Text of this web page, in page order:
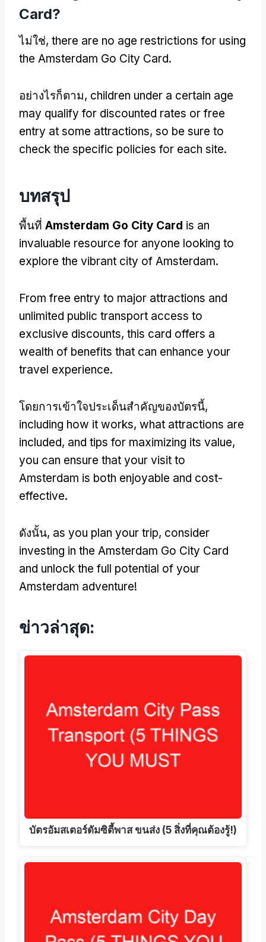
Card?
ไม่ใช่, there are no age restrictions for using
the Amsterdam Go City Card.
อย่างไรก็ตาม, children under a certain age
may qualify for discounted rates or free
entry at some attractions, so be sure to
check the specific policies for each site.
บทสรุป
พื้นที่ Amsterdam Go City Card is an
invaluable resource for anyone looking to
explore the vibrant city of Amsterdam.
From free entry to major attractions and
unlimited public transport access to
exclusive discounts, this card offers a
wealth of benefits that can enhance your
travel experience.
โดยการเข้าใจประเด็นสำคัญของบัตรนี้,
including how it works, what attractions are
included, and tips for maximizing its value,
you can ensure that your visit to
Amsterdam is both enjoyable and cost-
effective.
ดังนั้น, as you plan your trip, consider
investing in the Amsterdam Go City Card
and unlock the full potential of your
Amsterdam adventure!
ข่าวล่าสุด:
บัตรอัมสเตอร์ดัมซิตี้พาส ขนส่ง (5 สิ่งที่คุณต้องรู้!)